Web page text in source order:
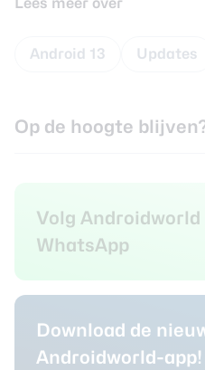
Android 13 Updates
Op de hoogte
Volg
WhatsApp
Download de
Androidworld-app!